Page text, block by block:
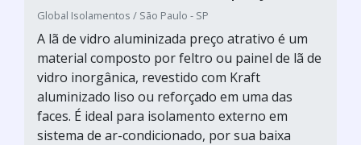
Global Isolamentos / São Paulo - SP
A lã de vidro aluminizada preço atrativo é um
material composto por feltro ou painel de lã de
vidro inorgânica, revestido com Kraft
aluminizado liso ou reforçado em uma das
faces. É ideal para isolamento externo em
sistema de ar-condicionado, por sua baixa